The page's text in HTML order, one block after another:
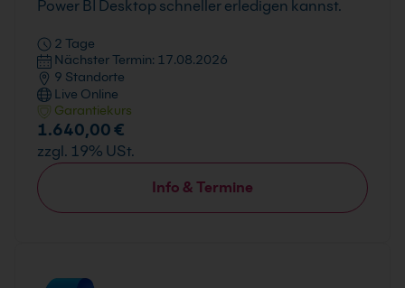
Power BI Desktop schneller erledigen kannst.
2 Tage
Nächster Termin: 17.08.2026
9 Standorte
Live Online
Garantiekurs
Info & Termine
1.640,00 €
zzgl. 19% USt.